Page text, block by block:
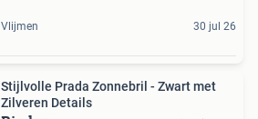
Vlijmen 30 jul 26
Stijlvolle Prada Zonnebril - Zwart met
Zilveren Details